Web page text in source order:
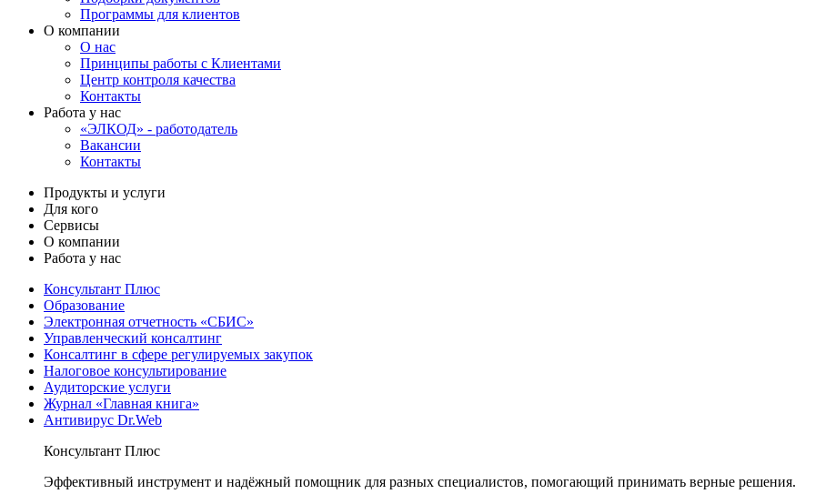
Программы для клиентов
О компании
О нас
Принципы работы с Клиентами
Центр контроля качества
Контакты
Работа у нас
«ЭЛКОД» - работодатель
Вакансии
Контакты
Продукты и услуги
Для кого
Сервисы
О компании
Работа у нас
Консультант Плюс
Образование
Электронная отчетность «СБИС»
Управленческий консалтинг
Консалтинг в сфере регулируемых закупок
Налоговое консультирование
Аудиторские услуги
Журнал «Главная книга»
Антивирус Dr.Web
Консультант Плюс
Эффективный инструмент и надёжный помощник для разных специалистов, помогающий принимать верные решения.